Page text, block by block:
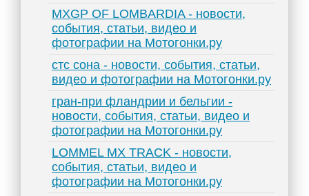
MXGP OF LOMBARDIA - новости,
события, статьи, видео и
фотографии на Мотогонки.ру
стс сона - новости, события, статьи,
видео и фотографии на Мотогонки.ру
гран-при фландрии и бельгии -
новости, события, статьи, видео и
фотографии на Мотогонки.ру
LOMMEL MX TRACK - новости,
события, статьи, видео и
фотографии на Мотогонки.ру